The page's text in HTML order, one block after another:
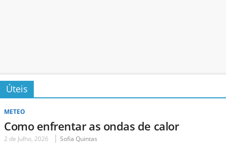
Úteis
METEO
Como enfrentar as ondas de calor
2 de Julho, 2026 Sofia Quintas